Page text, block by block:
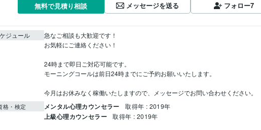
無料で見積り相談 メッセージを送る フォロー7
ジュール
急なご相談も大歓迎です！
お気軽にご連絡ください！
24時まで即日ご対応可能です。
モーニングコールは前日24時までにご予約お願いいたします。
今月はお休みなく稼働いたしますので、メッセージでお問い合わせください。
格・検定 メンタル心理カウンセラー 取得年 : 2019年
上級心理カウンセラー 取得年 : 2019年